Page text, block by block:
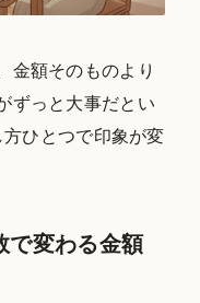
金額そのものより
ずっと大事だとい
ひとつで印象が変
で変わる金額